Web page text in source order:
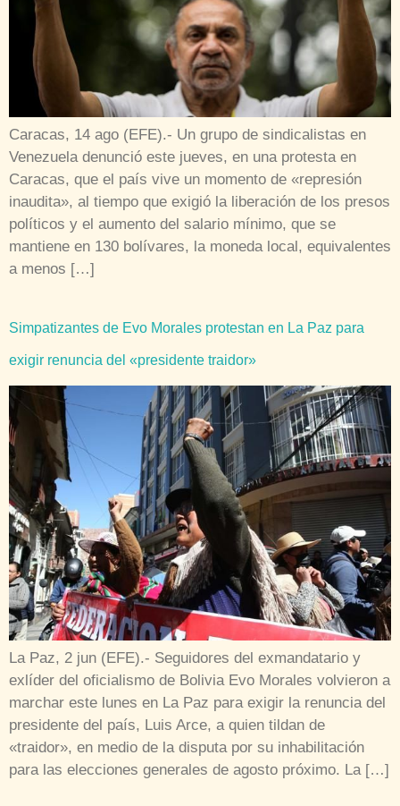
Caracas, 14 ago (EFE).- Un grupo de sindicalistas en
Venezuela denunció este jueves, en una protesta en
Caracas, que el país vive un momento de «represión
inaudita», al tiempo que exigió la liberación de los presos
políticos y el aumento del salario mínimo, que se
mantiene en 130 bolívares, la moneda local, equivalentes
a menos […]
Simpatizantes de Evo Morales protestan en La Paz para
exigir renuncia del «presidente traidor»
La Paz, 2 jun (EFE).- Seguidores del exmandatario y
exlíder del oficialismo de Bolivia Evo Morales volvieron a
marchar este lunes en La Paz para exigir la renuncia del
presidente del país, Luis Arce, a quien tildan de
«traidor», en medio de la disputa por su inhabilitación
para las elecciones generales de agosto próximo. La […]